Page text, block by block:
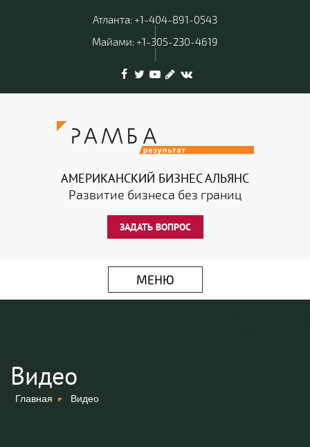
Атланта: +1-404-891-0543
|
Майами: +1-305-230-4619
|
АМЕРИКАНСКИЙ БИЗНЕС АЛЬЯНС
Развитие бизнеса без границ
ЗАДАТЬ ВОПРОС
МЕНЮ
Видео
Главная Видео